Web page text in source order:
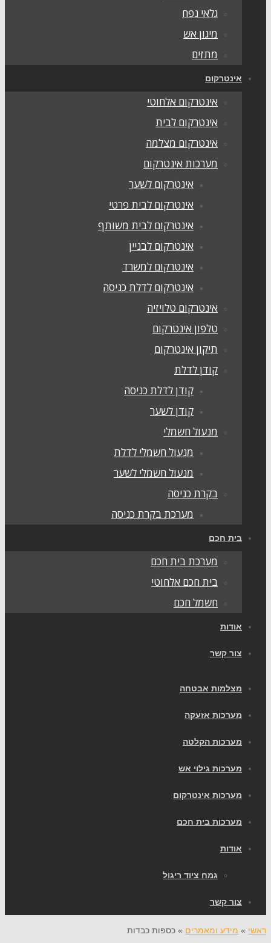
גלאי נפח
מיגון אש
מתזים
אינטרקום
אינטרקום אלחוטי
אינטרקום לבית
אינטרקום מצלמה
מערכות אינטרקום
אינטרקום לשער
אינטרקום לבית פרטי
אינטרקום לבית משותף
אינטרקום לבניין
אינטרקום למשרד
אינטרקום לדלת כניסה
אינטרקום טלויזיה
טלפון אינטרקום
תיקון אינטרקום
קודן לדלת
קודן לדלת כניסה
קודן לשער
מנעול חשמלי
מנעול חשמלי לדלת
מנעול חשמלי לשער
בקרת כניסה
מערכת בקרת כניסה
בית חכם
מערכת בית חכם
בית חכם אלחוטי
חשמל חכם
אודות
צור קשר
מצלמות אבטחה
מערכות אזעקה
מערכות הקלטה
מערכות גילוי אש
מערכות אינטרקום
מערכות בית חכם
אודות
גמח ציוד ריגול
צור קשר
ראשי » מידע ומאמרים » כספות כבדות